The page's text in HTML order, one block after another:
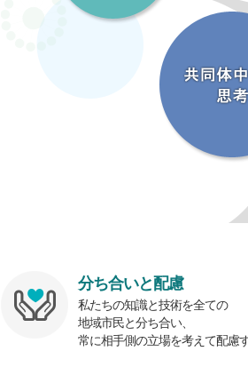
分ち合いと配慮
私たちの知識と技術を全ての
地域市民と分ち合い、
常に相手側の立場を考えて配慮す